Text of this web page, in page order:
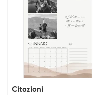
Citazioni